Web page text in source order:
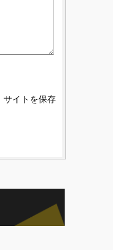
サイトを保存